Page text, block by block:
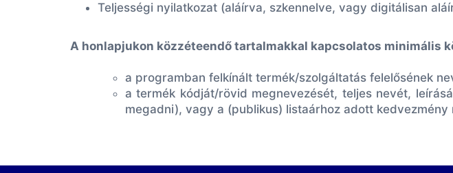
Teljességi nyilatkozat (aláírva, szkennelve, vagy digitálisan
A honlapjukon közzéteendő tartalmakkal kapcsolatos minimális
a programban felkínált termék/szolgáltatás felelősének
a termék kódját/rövid megnevezését, teljes nevét,
megadni), vagy a (publikus) listaárhoz adott